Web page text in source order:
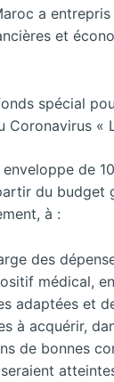
a
et
spécial
Coronavirus «
enveloppe de
du budget
à :
des
médical,
adaptées et
à acquérir,
de bonnes